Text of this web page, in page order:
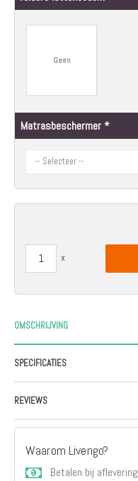
Geen
Matrasbeschermer
OMSCHRIJVING
SPECIFICATIES
REVIEWS
Waarom Livengo?
Betalen bij aflevering